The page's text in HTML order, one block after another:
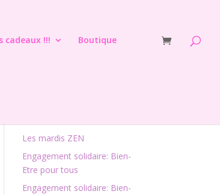
cadeaux !!! Boutique
Les mardis ZEN
Engagement solidaire: Bien-
Etre pour tous
Engagement solidaire: Bien-